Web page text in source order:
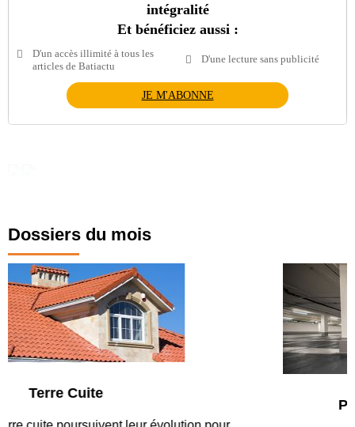
intégralité
Et bénéficiez aussi :
D'un accès illimité à tous les
articles de Batiactu
D'une lecture sans publicité
JE M'ABONNE
Dossiers du mois